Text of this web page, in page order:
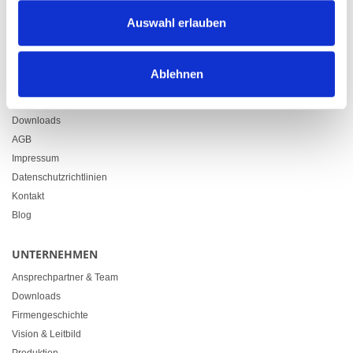
Auswahl erlauben
Ablehnen
Zürcherstrasse 37
LINKS
Downloads
AGB
Impressum
Datenschutzrichtlinien
Kontakt
Blog
UNTERNEHMEN
Ansprechpartner & Team
Downloads
Firmengeschichte
Vision & Leitbild